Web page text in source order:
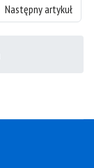
Następny artykuł: 1
Następny artykuł